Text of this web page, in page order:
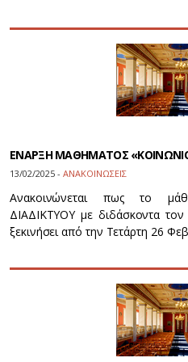
ΕΝΑΡΞΗ ΜΑΘΗΜΑΤΟΣ
13/02/2025 - ΑΝΑΚΟΙΝΩΣΕΙΣ
Ανακοινώνεται πως το
ΔΙΑΔΙΚΤΥΟΥ με διδάσκοντα
ξεκινήσει από την Τετάρτη 26